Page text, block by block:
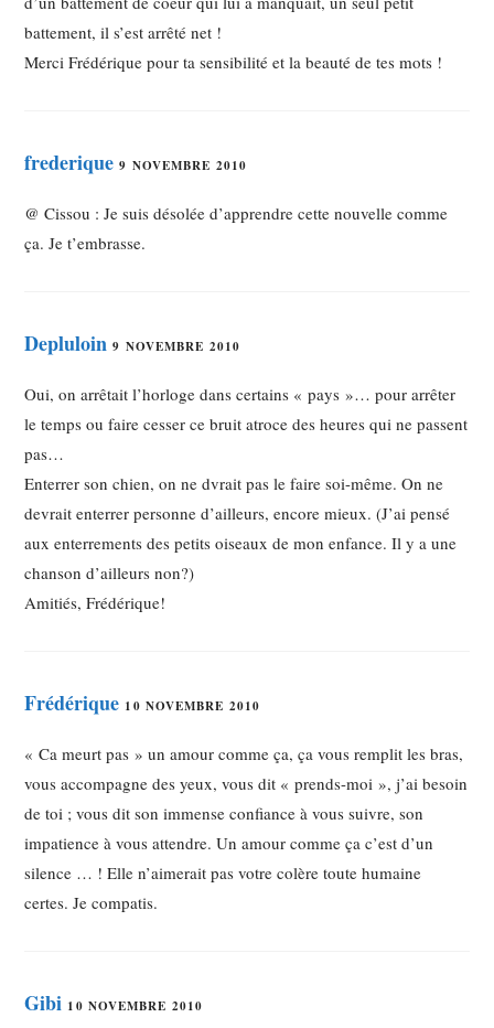
battement, il s’est arrêté net !
Merci Frédérique pour ta sensibilité et la beauté de tes mots !
frederique 9 NOVEMBRE 2010
@ Cissou : Je suis désolée d’apprendre cette nouvelle comme
ça. Je t’embrasse.
Depluloin 9 NOVEMBRE 2010
Oui, on arrêtait l’horloge dans certains « pays »… pour arrêter
le temps ou faire cesser ce bruit atroce des heures qui ne passent
pas…
Enterrer son chien, on ne dvrait pas le faire soi-même. On ne
devrait enterrer personne d’ailleurs, encore mieux. (J’ai pensé
aux enterrements des petits oiseaux de mon enfance. Il y a une
chanson d’ailleurs non?)
Amitiés, Frédérique!
Frédérique 10 NOVEMBRE 2010
« Ca meurt pas » un amour comme ça, ça vous remplit les bras,
vous accompagne des yeux, vous dit « prends-moi », j’ai besoin
de toi ; vous dit son immense confiance à vous suivre, son
impatience à vous attendre. Un amour comme ça c’est d’un
silence … ! Elle n’aimerait pas votre colère toute humaine
certes. Je compatis.
Gibi 10 NOVEMBRE 2010